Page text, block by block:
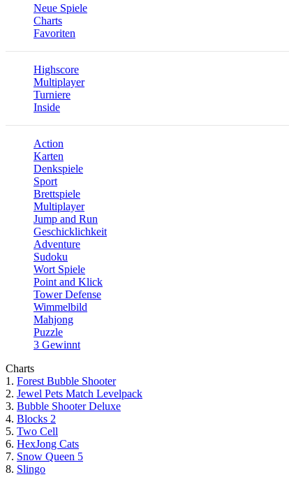
Neue Spiele
Charts
Favoriten
Highscore
Multiplayer
Turniere
Inside
Action
Karten
Denkspiele
Sport
Brettspiele
Multiplayer
Jump and Run
Geschicklichkeit
Adventure
Sudoku
Wort Spiele
Point and Klick
Tower Defense
Wimmelbild
Mahjong
Puzzle
3 Gewinnt
Charts
1. Forest Bubble Shooter
2. Jewel Pets Match Levelpack
3. Bubble Shooter Deluxe
4. Blocks 2
5. Two Cell
6. HexJong Cats
7. Snow Queen 5
8. Slingo